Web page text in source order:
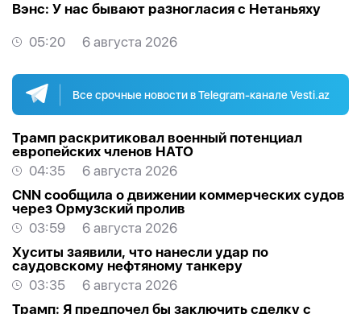
Вэнс: У нас бывают разногласия с Нетаньяху
05:20 6 августа 2026
Все срочные новости в Telegram-канале Vesti.az
Трамп раскритиковал военный потенциал
европейских членов НАТО
04:35
6 августа 2026
CNN сообщила о движении коммерческих судов
через Ормузский пролив
03:59
6 августа 2026
Хуситы заявили, что нанесли удар по
саудовскому нефтяному танкеру
03:35
6 августа 2026
Трамп: Я предпочел бы заключить сделку с